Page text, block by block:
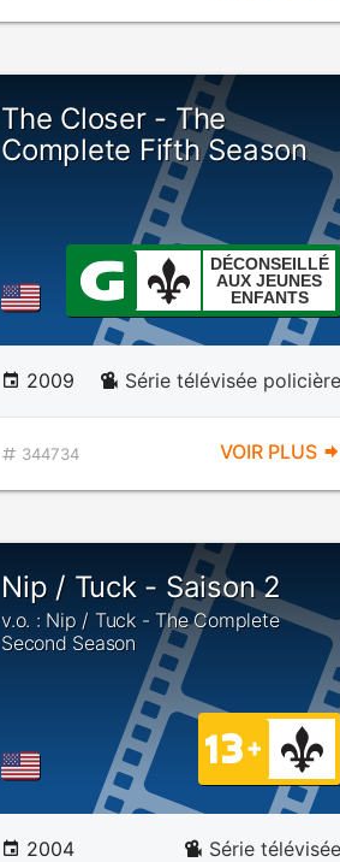
The Closer - The
Complete Fifth Season
DÉCONSEILLÉ
AUX JEUNES
ENFANTS
2009 Série télévisée policière
344734 VOIR PLUS
Nip / Tuck - Saison 2
v.o. : Nip / Tuck - The Complete
Second Season
2004 Série télévisée